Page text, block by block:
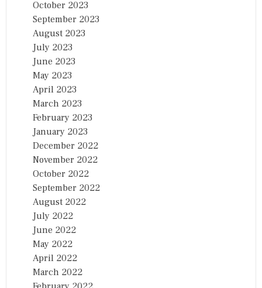
October 2023
September 2023
August 2023
July 2023
June 2023
May 2023
April 2023
March 2023
February 2023
January 2023
December 2022
November 2022
October 2022
September 2022
August 2022
July 2022
June 2022
May 2022
April 2022
March 2022